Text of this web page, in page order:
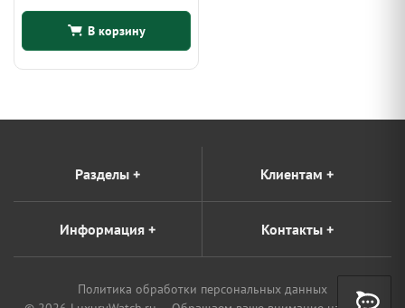
В корзину
Разделы + Клиентам +
Информация + Контакты+
Политика обработки персональных данных